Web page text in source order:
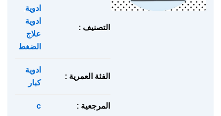
التصنيف :
ادوية
ادوية
علاج
الضغط
الفئة العمرية :
ادوية
كبار
المرجعية : c